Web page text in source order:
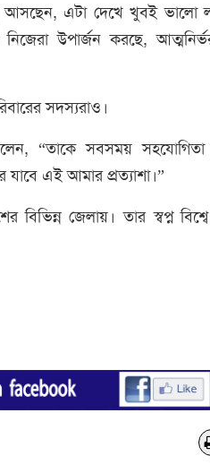
আসছেন, এটা দেখে খুবই ভালো
নিজেরা উপার্জন করছে,
সদস্যরাও।
“তাকে সবসময়
এই আমার প্রত্যাশা।”
বিভিন্ন জেলায়। তার স্বপ্ন